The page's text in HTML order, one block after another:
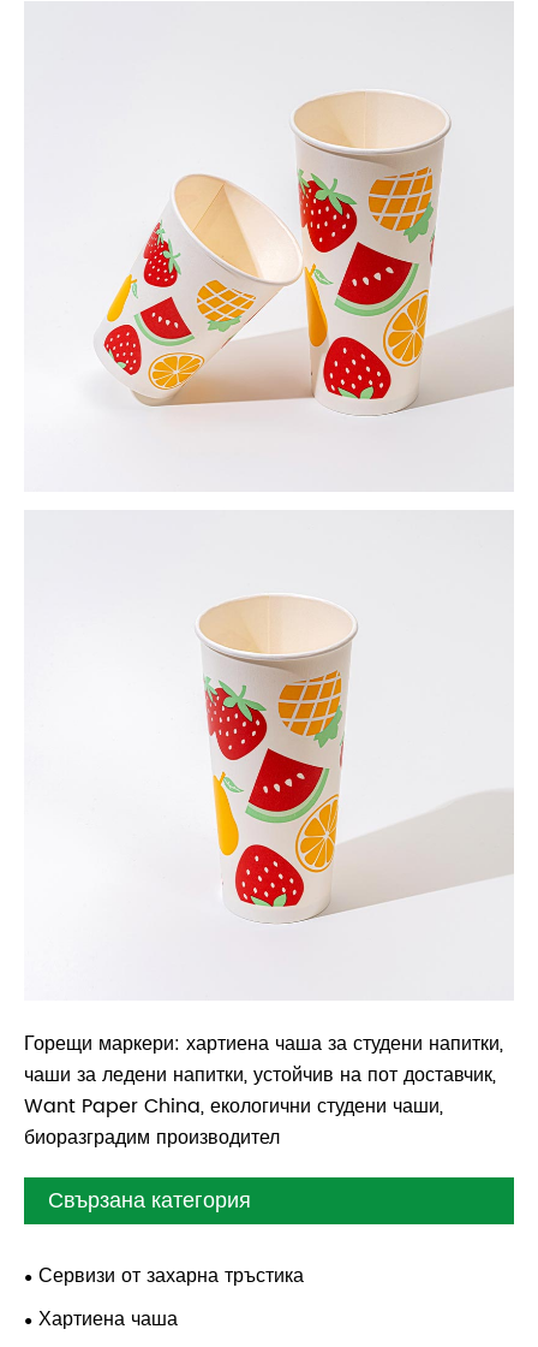
Горещи маркери: хартиена чаша за студени напитки,
чаши за ледени напитки, устойчив на пот доставчик,
Want Paper China, екологични студени чаши,
биоразградим производител
Свързана категория
Сервизи от захарна тръстика
Хартиена чаша